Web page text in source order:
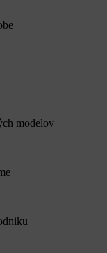
modelov